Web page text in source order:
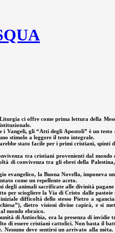
ci offre come prima lettura della
gli “Atti degli Apostoli” è un
stimolo a leggere il testo integrale.
stato facile per i primi cristiani,
tra cristiani provenienti dal
di convivenza tra gli ebrei della
la Buona Novella, imponeva
come un repellente aceto.
degli animali sacrificate alle divinità
sciogliere la Via di Cristo dalle
difficoltà dello stesso Pietro a
dietro visioni divine capirà, e si
mondo ebraico.
di Antiochia, era la presenza di
di essere cristiani cattolici. Non basta il
deve sentirsi un arrivato alla